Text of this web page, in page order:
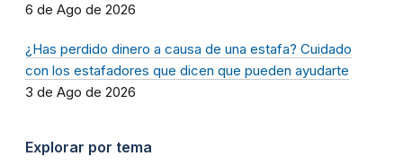
6 de Ago de 2026
¿Has perdido dinero a causa de una estafa? Cuidado
con los estafadores que dicen que pueden ayudarte
3 de Ago de 2026
Explorar por tema